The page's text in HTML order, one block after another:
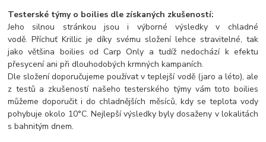
Testerské týmy o boilies dle získaných zkušeností:
Jeho silnou stránkou jsou i výborné výsledky v chladné
vodě. Příchuť Krillic je díky svému složení lehce stravitelné, tak
jako většina boilies od Carp Only a tudíž nedochází k efektu
přesycení ani při dlouhodobých krmných kampaních.
Dle složení doporučujeme používat v teplejší vodě (jaro a léto), ale
z testů a zkušeností našeho testerského týmy vám toto boilies
můžeme doporučit i do chladnějších měsíců, kdy se teplota vody
pohybuje okolo 10°C. Nejlepší výsledky byly dosaženy v lokalitách
s bahnitým dnem.